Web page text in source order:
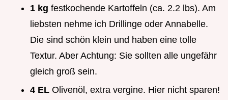
1 kg festkochende Kartoffeln (ca. 2.2 lbs). Am
liebsten nehme ich Drillinge oder Annabelle.
Die sind schön klein und haben eine tolle
Textur. Aber Achtung: Sie sollten alle ungefähr
gleich groß sein.
4 EL Olivenöl, extra vergine. Hier nicht sparen!